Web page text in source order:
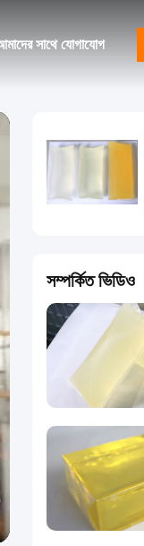
সাথে যোগাযোগ
সম্পর্কিত ভিডিও